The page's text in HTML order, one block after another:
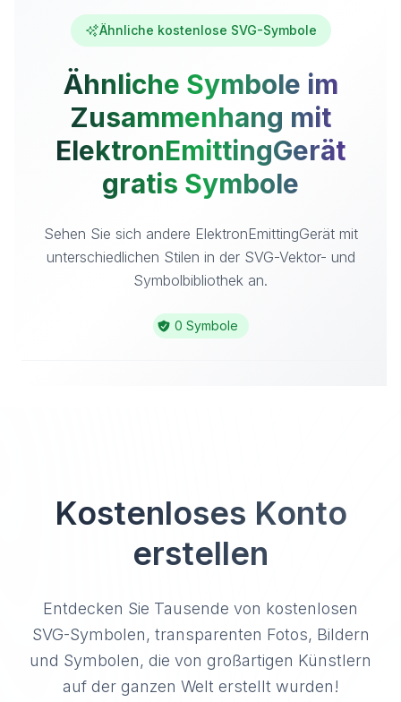
Ähnliche kostenlose SVG-Symbole
Ähnliche Symbole im
Zusammenhang mit
ElektronEmittingGerät
gratis Symbole
Sehen Sie sich andere ElektronEmittingGerät mit
unterschiedlichen Stilen in der SVG-Vektor- und
Symbolbibliothek an.
0 Symbole
Kostenloses Konto
erstellen
Entdecken Sie Tausende von kostenlosen
SVG-Symbolen, transparenten Fotos, Bildern
und Symbolen, die von großartigen Künstlern
auf der ganzen Welt erstellt wurden!